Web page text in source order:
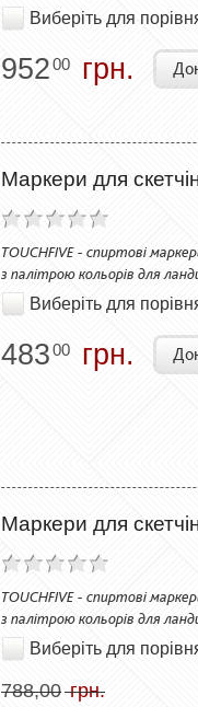
Виберіть для
95200 грн.
Маркери для
TOUCHFIVE - спиртові
з палітрою кольорів для
Виберіть для
48300 грн.
Маркери для
TOUCHFIVE - спиртові
з палітрою кольорів для
Виберіть для
788,00грн.